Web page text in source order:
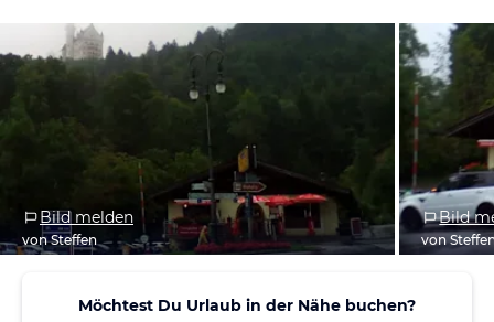
Bild melden
von Steffen
Bild
von
Möchtest Du Urlaub in der Nähe buchen?